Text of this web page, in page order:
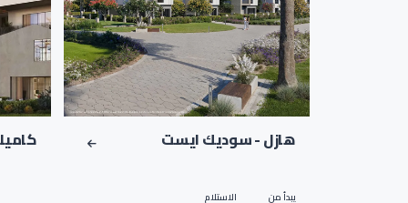
هازل - سوديك ايست
يبدأ من الاستلام